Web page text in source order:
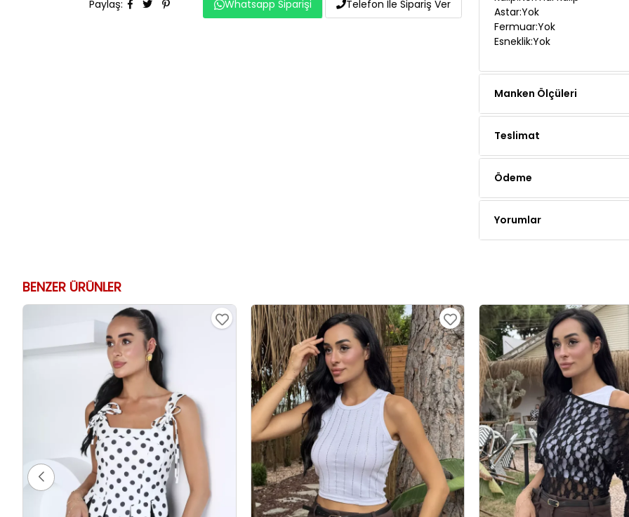
Paylaş: Whatsapp Siparişi Telefon İle Sipariş Ver
Astar:Yok
Fermuar:Yok
Esneklik:Yok
Manken Ölçüleri
Teslimat
Ödeme
Yorumlar
BENZER ÜRÜNLER